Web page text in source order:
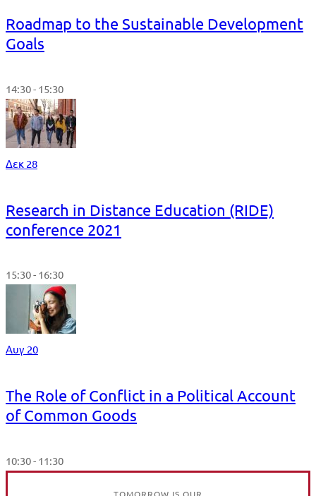
Roadmap to the Sustainable Development
Goals
14:30 - 15:30
Δεκ 28
Research in Distance Education (RIDE)
conference 2021
15:30 - 16:30
Αυγ 20
The Role of Conflict in a Political Account
of Common Goods
10:30 - 11:30